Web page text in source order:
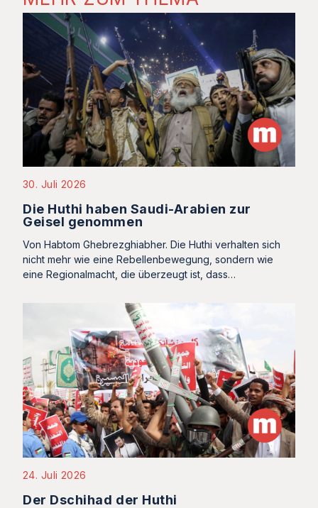
30. Juli 2026
Die Huthi haben Saudi-Arabien zur
Geisel genommen
Von Habtom Ghebrezghiabher. Die Huthi verhalten sich
nicht mehr wie eine Rebellenbewegung, sondern wie
eine Regionalmacht, die überzeugt ist, dass…
24. Juli 2026
Der Dschihad der Huthi